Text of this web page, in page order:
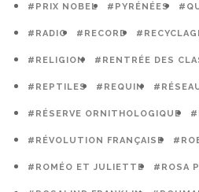
#PRIX NOBEL #PYRÉNÉES
#RADIO #RECORD
#RELIGION #RENTRÉE DES
#REPTILES #REQUIN
#RÉSERVE ORNITHOLOGIQUE
#RÉVOLUTION FRANÇAISE
#ROMÉO ET JULIETTE #ROSA